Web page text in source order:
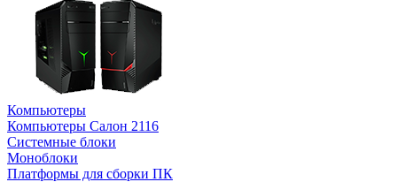
Компьютеры
Компьютеры Салон 2116
Системные блоки
Моноблоки
Платформы для сборки ПК